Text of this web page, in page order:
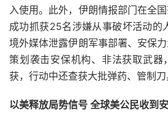
入使用。此外，伊朗情报部门在全
成功抓获25名涉嫌从事破坏活动的
境外媒体泄露伊朗军事部署、安保
策划袭击安保机构、非法获取武器
获，行动中还查获大批弹药、管制刀
以美释放局势信号 全球美公民收到